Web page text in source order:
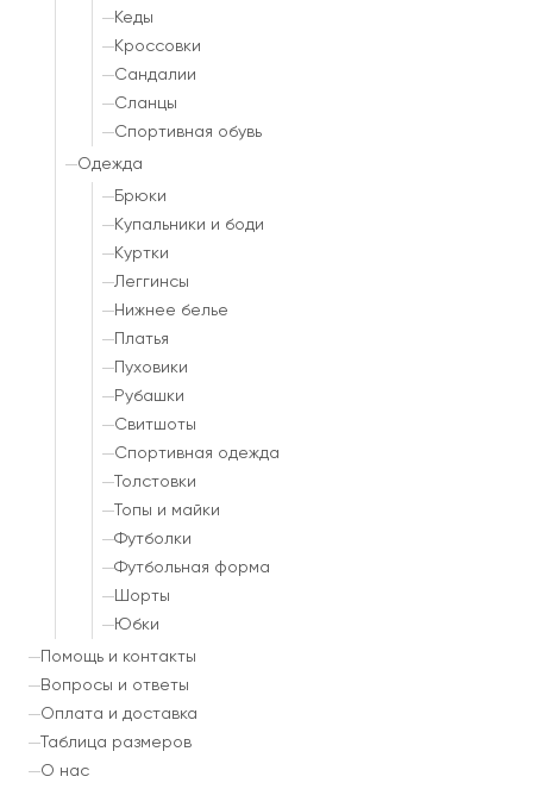
Кеды
Кроссовки
Сандалии
Сланцы
Спортивная обувь
Одежда
Брюки
Купальники и боди
Куртки
Леггинсы
Нижнее белье
Платья
Пуховики
Рубашки
Свитшоты
Спортивная одежда
Толстовки
Топы и майки
Футболки
Футбольная форма
Шорты
Юбки
Помощь и контакты
Вопросы и ответы
Оплата и доставка
Таблица размеров
О нас